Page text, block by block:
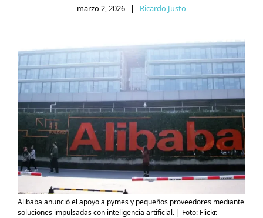
marzo 2, 2026 | Ricardo Justo
Alibaba anunció el apoyo a pymes y pequeños proveedores mediante
soluciones impulsadas con inteligencia artificial. | Foto: Flickr.